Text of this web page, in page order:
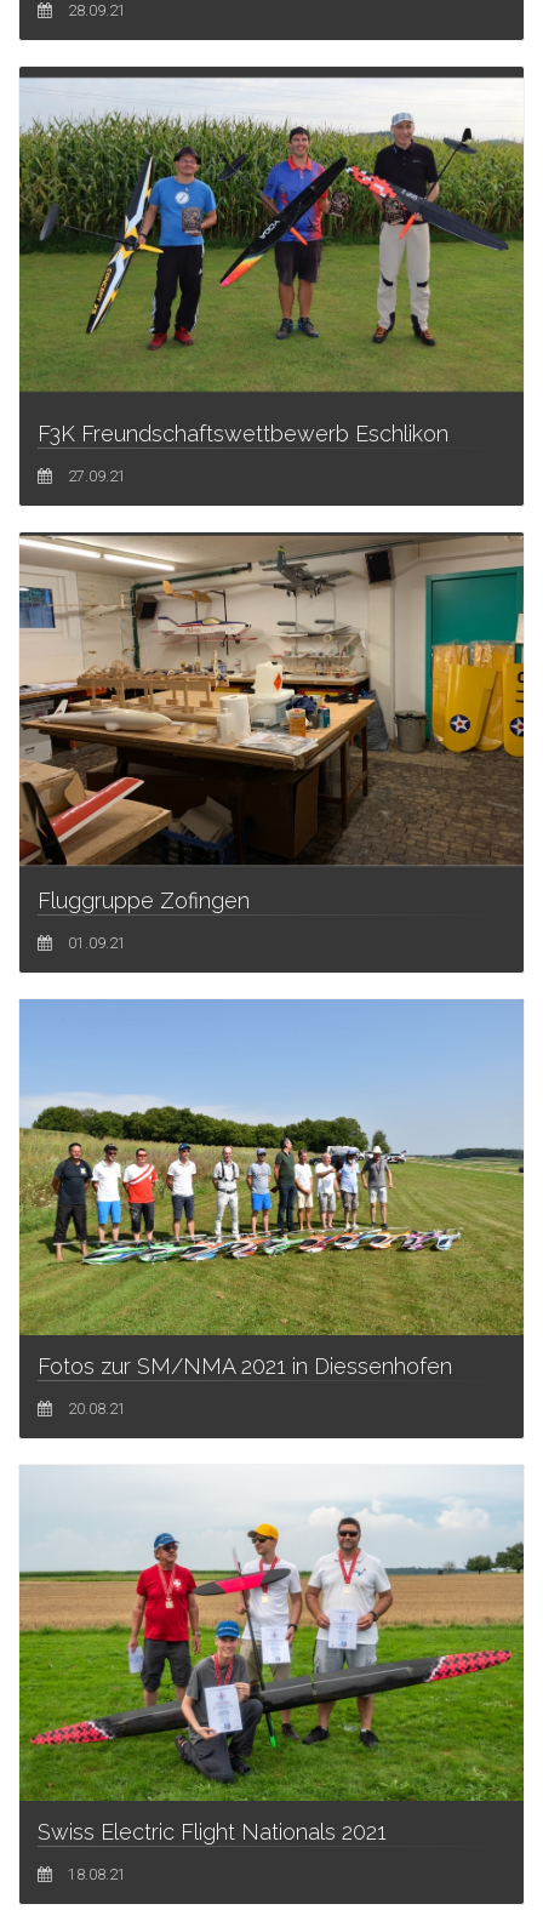
28.09.21
F3K Freundschaftswettbewerb Eschlikon
27.09.21
Fluggruppe Zofingen
01.09.21
Fotos zur SM/NMA 2021 in Diessenhofen
20.08.21
Swiss Electric Flight Nationals 2021
18.08.21